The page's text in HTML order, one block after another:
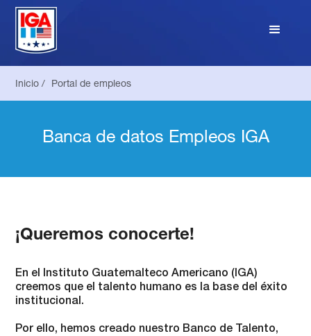
Inicio / Portal de empleos
Banca de datos Empleos IGA
¡Queremos conocerte!
En el Instituto Guatemalteco Americano (IGA)
creemos que el talento humano es la base del éxito
institucional.
Por ello, hemos creado nuestro Banco de Talento,